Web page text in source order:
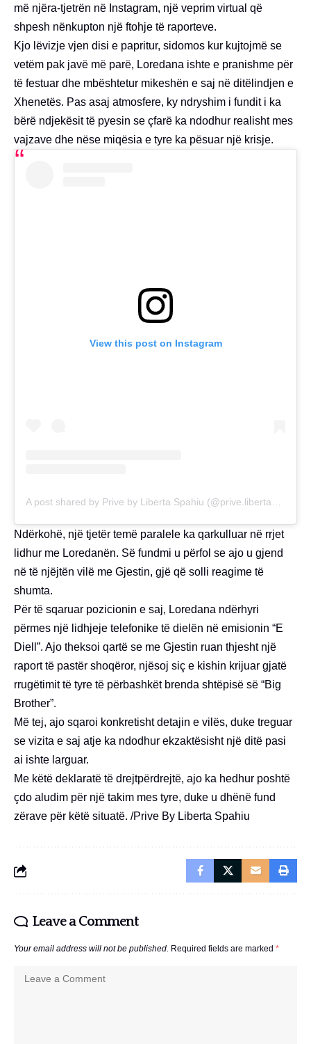
më njëra-tjetrën në Instagram, një veprim virtual që
shpesh nënkupton një ftohje të raporteve.
Kjo lëvizje vjen disi e papritur, sidomos kur kujtojmë se
vetëm pak javë më parë, Loredana ishte e pranishme për
të festuar dhe mbështetur mikeshën e saj në ditëlindjen e
Xhenetës. Pas asaj atmosfere, ky ndryshim i fundit i ka
bërë ndjekësit të pyesin se çfarë ka ndodhur realisht mes
vajzave dhe nëse miqësia e tyre ka pësuar një krisje.
View this post on Instagram
Ndërkohë, një tjetër temë paralele ka qarkulluar në rrjet
lidhur me Loredanën. Së fundmi u përfol se ajo u gjend
në të njëjtën vilë me Gjestin, gjë që solli reagime të
shumta.
Për të sqaruar pozicionin e saj, Loredana ndërhyri
përmes një lidhjeje telefonike të dielën në emisionin “E
Diell”. Ajo theksoi qartë se me Gjestin ruan thjesht një
raport të pastër shoqëror, njësoj siç e kishin krijuar gjatë
rrugëtimit të tyre të përbashkët brenda shtëpisë së “Big
Brother”.
Më tej, ajo sqaroi konkretisht detajin e vilës, duke treguar
se vizita e saj atje ka ndodhur ekzaktësisht një ditë pasi
ai ishte larguar.
Me këtë deklaratë të drejtpërdrejtë, ajo ka hedhur poshtë
çdo aludim për një takim mes tyre, duke u dhënë fund
zërave për këtë situatë. /Prive By Liberta Spahiu
Leave a Comment
Your email address will not be published. Required fields are marked *